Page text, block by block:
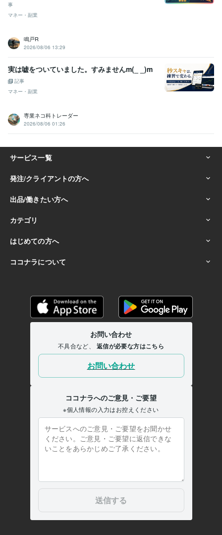
事
マネー・副業
鳴戸R
2026/08/06 13:29
実は嘘をついていました。すみませんm(_ _)m
記事
マネー・副業
専業ネコ科トレーダー
2026/08/06 01:26